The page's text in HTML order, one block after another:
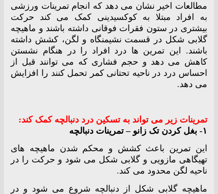
مطالعات اخیر نشان می دهد که انجام تمرینات ورزشی
به افراد مبتلا به کوکسیدینی کمک می کند حرکت
بیشتری در ستون فقرات فوقانی داشته باشند و ماهیچه
گلابی شکل در قسمت نشیمنگاه و لگن، کشش داشته
باشند. این تمرین ها درد افراد را در هنگام نشستن
کاهش می دهد و حجم فشاری که می توانند قبل از
احساس درد در ناحیه تحتانی کمر تحمل کنند را افزایش
می دهد.
تمرینات زیر می تواند به تسکین درد دنبالچه کمک کند:
۱- بغل کردن تک زانو – تمرینات دنبالچه
این تمرین باعث کشش و محکم شدن ماهیچه های
تهیگاهی مازویی و گلابی شکل می شود و حرکت را در
ناحیه لگن محدود می کند.
ماهیچه گلابی شکل از دنبالچه شروع می شود و در